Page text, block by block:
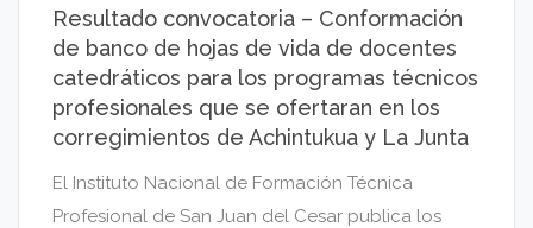
Resultado convocatoria – Conformación
de banco de hojas de vida de docentes
catedráticos para los programas técnicos
profesionales que se ofertaran en los
corregimientos de Achintukua y La Junta
El Instituto Nacional de Formación Técnica
Profesional de San Juan del Cesar publica los